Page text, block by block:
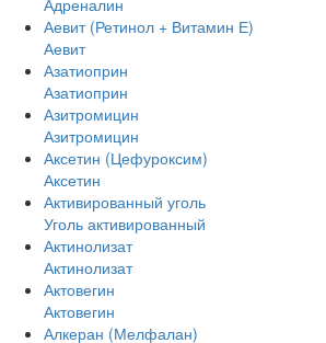
Адреналин
Аевит (Ретинол + Витамин Е)
Аевит
Азатиоприн
Азатиоприн
Азитромицин
Азитромицин
Аксетин (Цефуроксим)
Аксетин
Активированный уголь
Уголь активированный
Актинолизат
Актинолизат
Актовегин
Актовегин
Алкеран (Мелфалан)